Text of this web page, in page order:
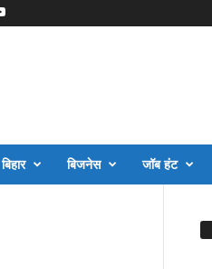
बिहार बिजनेस जॉब हंट